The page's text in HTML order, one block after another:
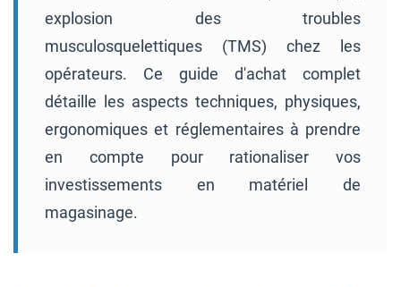
explosion des troubles
musculosquelettiques (TMS) chez les
opérateurs. Ce guide d'achat complet
détaille les aspects techniques, physiques,
ergonomiques et réglementaires à prendre
en compte pour rationaliser vos
investissements en matériel de
magasinage.